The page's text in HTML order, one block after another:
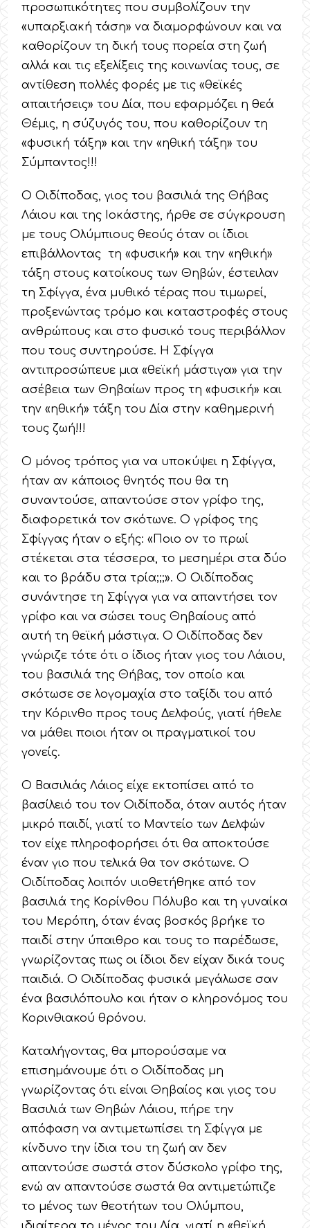
προσωπικότητες που συμβολίζουν την
«υπαρξιακή τάση» να διαμορφώνουν και να
καθορίζουν τη δική τους πορεία στη ζωή
αλλά και τις εξελίξεις της κοινωνίας τους, σε
αντίθεση πολλές φορές με τις «θεϊκές
απαιτήσεις» του Δία, που εφαρμόζει η θεά
Θέμις, η σύζυγός του, που καθορίζουν τη
«φυσική τάξη» και την «ηθική τάξη» του
Σύμπαντος!!!
Ο Οιδίποδας, γιος του βασιλιά της Θήβας
Λάιου και της Ιοκάστης, ήρθε σε σύγκρουση
με τους Ολύμπιους θεούς όταν οι ίδιοι
επιβάλλοντας τη «φυσική» και την «ηθική»
τάξη στους κατοίκους των Θηβών, έστειλαν
τη Σφίγγα, ένα μυθικό τέρας που τιμωρεί,
προξενώντας τρόμο και καταστροφές στους
ανθρώπους και στο φυσικό τους περιβάλλον
που τους συντηρούσε. Η Σφίγγα
αντιπροσώπευε μια «θεϊκή μάστιγα» για την
ασέβεια των Θηβαίων προς τη «φυσική» και
την «ηθική» τάξη του Δία στην καθημερινή
τους ζωή!!!
Ο μόνος τρόπος για να υποκύψει η Σφίγγα,
ήταν αν κάποιος θνητός που θα τη
συναντούσε, απαντούσε στον γρίφο της,
διαφορετικά τον σκότωνε. Ο γρίφος της
Σφίγγας ήταν ο εξής: «Ποιο ον το πρωί
στέκεται στα τέσσερα, το μεσημέρι στα δύο
και το βράδυ στα τρία;;;». Ο Οιδίποδας
συνάντησε τη Σφίγγα για να απαντήσει τον
γρίφο και να σώσει τους Θηβαίους από
αυτή τη θεϊκή μάστιγα. Ο Οιδίποδας δεν
γνώριζε τότε ότι ο ίδιος ήταν γιος του Λάιου,
του βασιλιά της Θήβας, τον οποίο και
σκότωσε σε λογομαχία στο ταξίδι του από
την Κόρινθο προς τους Δελφούς, γιατί ήθελε
να μάθει ποιοι ήταν οι πραγματικοί του
γονείς.
Ο Βασιλιάς Λάιος είχε εκτοπίσει από το
βασίλειό του τον Οιδίποδα, όταν αυτός ήταν
μικρό παιδί, γιατί το Μαντείο των Δελφών
τον είχε πληροφορήσει ότι θα αποκτούσε
έναν γιο που τελικά θα τον σκότωνε. Ο
Οιδίποδας λοιπόν υιοθετήθηκε από τον
βασιλιά της Κορίνθου Πόλυβο και τη γυναίκα
του Μερόπη, όταν ένας βοσκός βρήκε το
παιδί στην ύπαιθρο και τους το παρέδωσε,
γνωρίζοντας πως οι ίδιοι δεν είχαν δικά τους
παιδιά. Ο Οιδίποδας φυσικά μεγάλωσε σαν
ένα βασιλόπουλο και ήταν ο κληρονόμος του
Κορινθιακού θρόνου.
Καταλήγοντας, θα μπορούσαμε να
επισημάνουμε ότι ο Οιδίποδας μη
γνωρίζοντας ότι είναι Θηβαίος και γιος του
Βασιλιά των Θηβών Λάιου, πήρε την
απόφαση να αντιμετωπίσει τη Σφίγγα με
κίνδυνο την ίδια του τη ζωή αν δεν
απαντούσε σωστά στον δύσκολο γρίφο της,
ενώ αν απαντούσε σωστά θα αντιμετώπιζε
το μένος των θεοτήτων του Ολύμπου,